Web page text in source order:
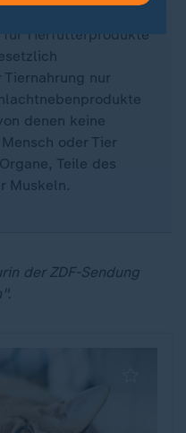
für Tierfutterprodukte
nur
denen keine
oder Tier
Teile des
Muskeln.
der ZDF-Sendung